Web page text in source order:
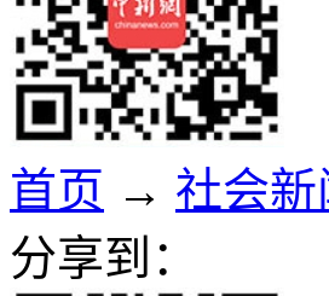
首页 → 社会新
分享到：